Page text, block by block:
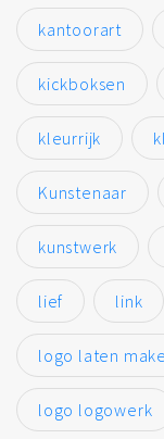
kantoorart
kickboksen
kleurrijk
Kunstenaar
kunstwerk
lief link
logo laten
logo logowerk